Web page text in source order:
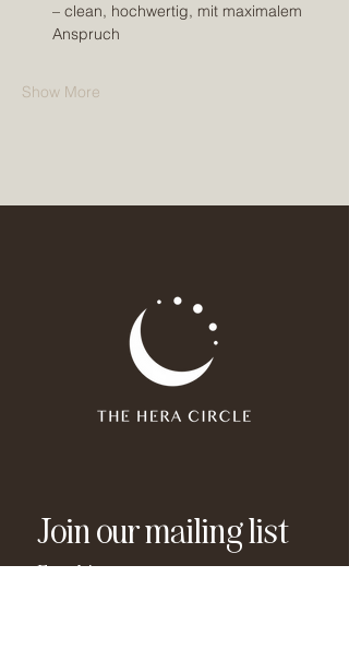
– clean, hochwertig, mit maximalem
Anspruch
Show More
Join our mailing list
Email*